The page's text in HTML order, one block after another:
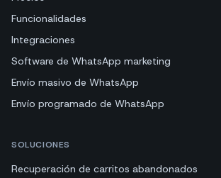
Funcionalidades
Integraciones
Software de WhatsApp marketing
Envío masivo de WhatsApp
Envío programado de WhatsApp
SOLUCIONES
Recuperación de carritos abandonados